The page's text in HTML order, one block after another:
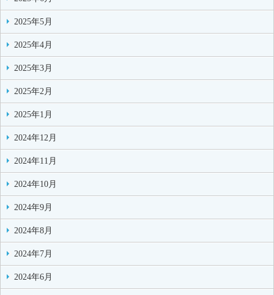
2025年5月
2025年4月
2025年3月
2025年2月
2025年1月
2024年12月
2024年11月
2024年10月
2024年9月
2024年8月
2024年7月
2024年6月